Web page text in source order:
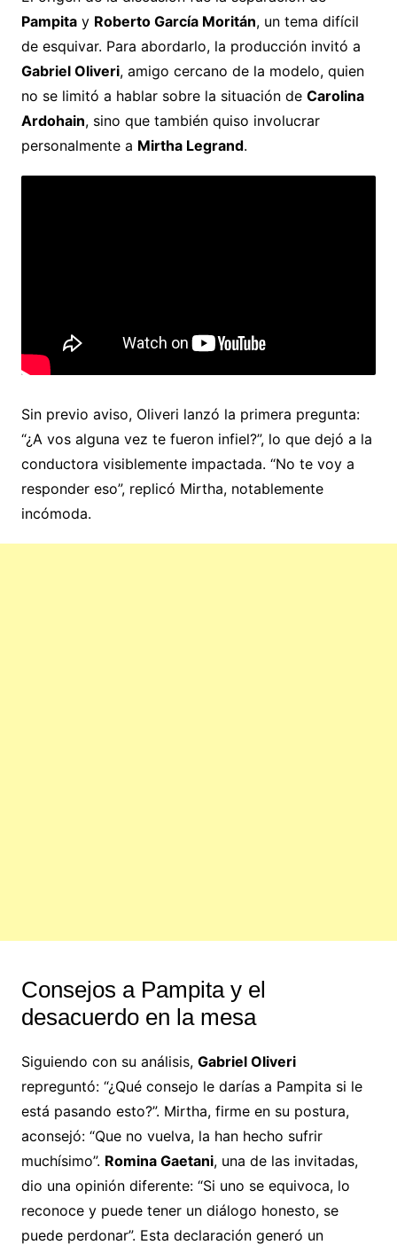
Pampitay Roberto García Moritán, un tema difícil
de esquivar. Para abordarlo, la producción invitó a
Gabriel Oliveri, amigo cercano de la modelo, quien
no se limitó a hablar sobre la situación de Carolina
Ardohain, sino que también quiso involucrar
personalmente a Mirtha Legrand.
Sin previo aviso, Oliveri lanzó la primera pregunta:
“¿A vos alguna vez te fueron infiel?”, lo que dejó a la
conductora visiblemente impactada. “No te voy a
responder eso”, replicó Mirtha, notablemente
incómoda.
Consejos a Pampita y el
desacuerdo en la mesa
Siguiendo con su análisis, Gabriel Oliveri
repreguntó: “¿Qué consejo le darías a Pampita si le
está pasando esto?”. Mirtha, firme en su postura,
aconsejó: “Que no vuelva, la han hecho sufrir
muchísimo”. Romina Gaetani, una de las invitadas,
dio una opinión diferente: “Si uno se equivoca, lo
reconoce y puede tener un diálogo honesto, se
puede perdonar”. Esta declaración generó un